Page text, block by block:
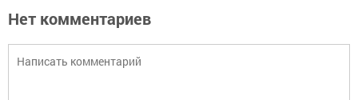
Нет комментариев